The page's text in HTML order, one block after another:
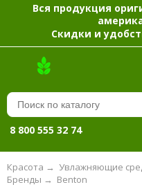
Вся продукция
Скидки и
8 800 555 32 74
Красота → Увлажняющие
Benton
Бренды →